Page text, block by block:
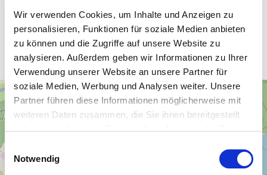
Wir verwenden Cookies, um Inhalte und Anzeigen zu
personalisieren, Funktionen für soziale Medien anbieten
zu können und die Zugriffe auf unsere Website zu
analysieren. Außerdem geben wir Informationen zu Ihrer
Verwendung unserer Website an unsere Partner für
soziale Medien, Werbung und Analysen weiter. Unsere
Partner führen diese Informationen möglicherweise mit
weiteren Daten zusammen, die Sie ihnen bereitgestellt
haben oder die sie im Rahmen Ihrer Nutzung der Dienste
Notwendig
Unsere WLAN-Hotspots in Roitzsch
+
−